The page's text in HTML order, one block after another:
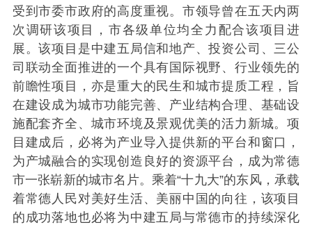
受到市委市政府的高度重视。市领导曾在五天内两
次调研该项目，市各级单位均全力配合该项目进
展。该项目是中建五局信和地产、投资公司、三公
司联动全面推进的一个具有国际视野、行业领先的
前瞻性项目，亦是重大的民生和城市提质工程，旨
在建设成为城市功能完善、产业结构合理、基础设
施配套齐全、城市环境及景观优美的活力新城。项
目建成后，必将为产业导入提供新的平台和窗口，
为产城融合的实现创造良好的资源平台，成为常德
市一张崭新的城市名片。乘着“十九大”的东风，承载
着常德人民对美好生活、美丽中国的向往，该项目
的成功落地也必将为中建五局与常德市的持续深化